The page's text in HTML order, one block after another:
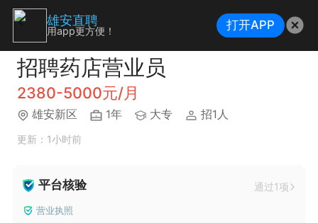
招聘药店营业员
2380-5000元/月
雄安新区 1年 大专 招1人
更新：1小时前
平台核验 通过1项
营业执照
雄安直聘
用app更方便！ 打开APP